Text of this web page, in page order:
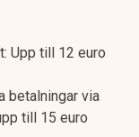
Upp till 12 euro
betalningar via
till 15 euro